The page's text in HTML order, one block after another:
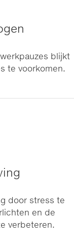
blijkt
te voorkomen.
door stress te
en de
verbeteren.